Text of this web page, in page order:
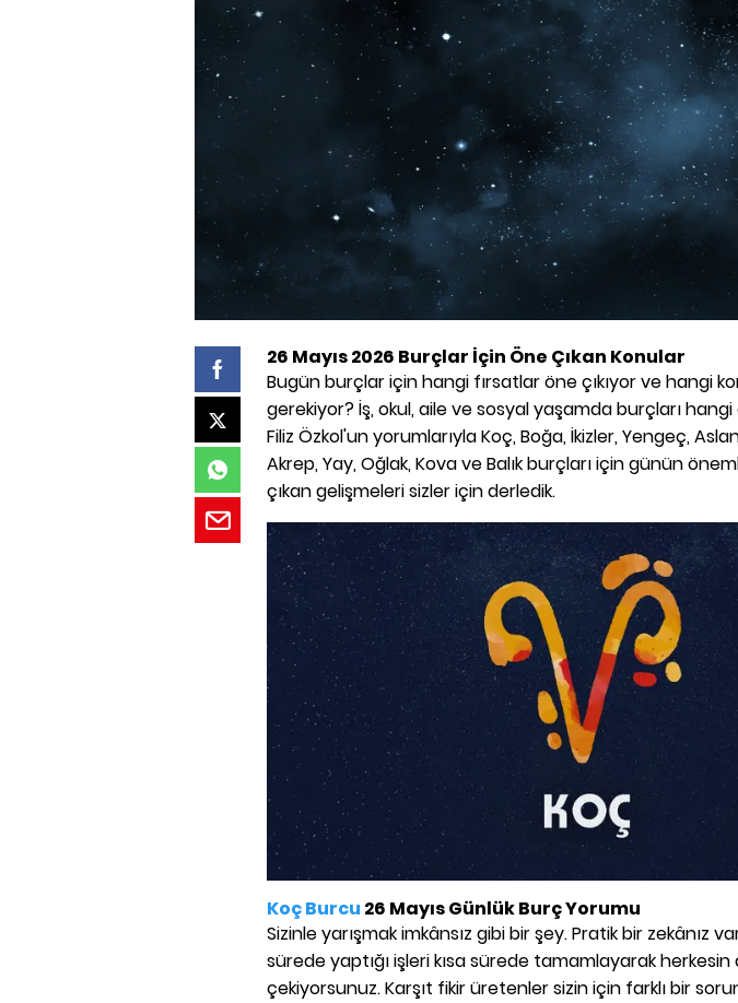
26 Mayıs 2026 Burçlar İçin Öne Çıkan Konular
Bugün burçlar için hangi fırsatlar öne çıkıyor ve hangi
gerekiyor? İş, okul, aile ve sosyal yaşamda burçları
Filiz Özkol'un yorumlarıyla Koç, Boğa, İkizler, Yengeç,
Akrep, Yay, Oğlak, Kova ve Balık burçları için günün
çıkan gelişmeleri sizler için derledik.
Koç Burcu 26 Mayıs Günlük Burç Yorumu
Sizinle yarışmak imkânsız gibi bir şey. Pratik bir zekânız
sürede yaptığı işleri kısa sürede tamamlayarak herkesin
çekiyorsunuz. Karşıt fikir üretenler sizin için farklı bir